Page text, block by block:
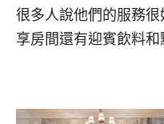
很多人說他們的服務
享房間還有迎賓飲料和